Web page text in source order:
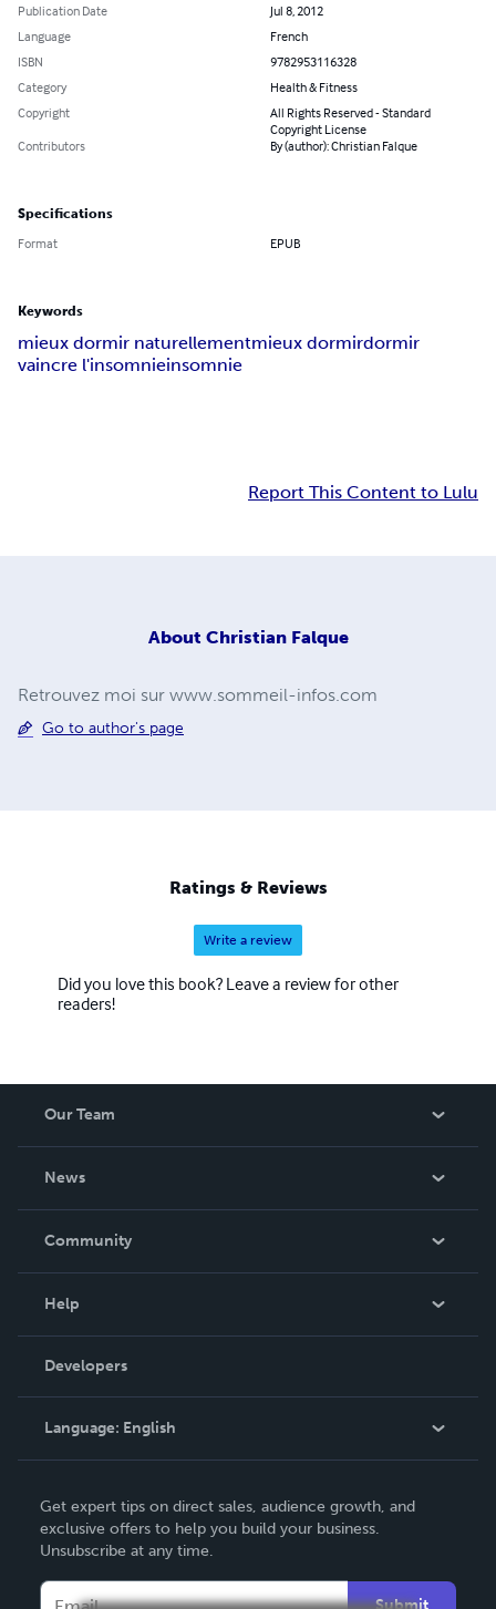
Publication Date
Jul 8, 2012
Language
French
ISBN
9782953116328
Category
Health & Fitness
Copyright
All Rights Reserved - Standard
Copyright License
Contributors
By (author): Christian Falque
Specifications
Format EPUB
Keywords
mieux dormir naturellementmieux dormirdormir
vaincre l'insomnieinsomnie
Report This Content to Lulu
About Christian Falque
Retrouvez moi sur www.sommeil-infos.com
Go to author's page
Ratings & Reviews
Write a review
Did you love this book? Leave a review for other
readers!
Our Team
News
In The News
Community
Podcast
Help
Order Lookup
Knowledge Base
Contact Support
Developers
Language: English
Deutsch
Français
Get expert tips on direct sales, audience growth, and
exclusive offers to help you build your business.
Unsubscribe at any time.